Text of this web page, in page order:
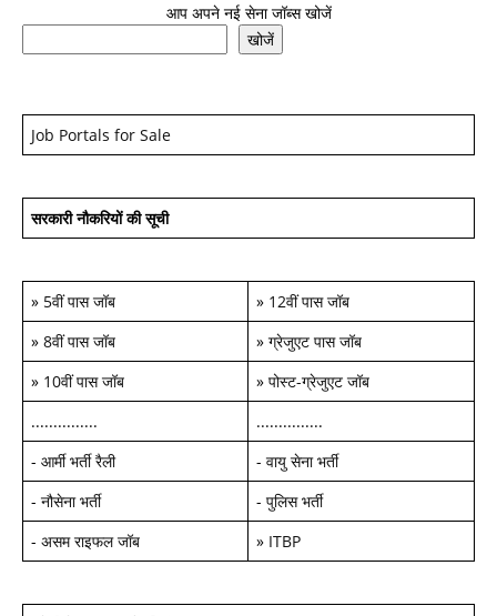
आप अपने नई सेना जॉब्स खोजें
खोजें
Job Portals for Sale
सरकारी नौकरियों की सूची
» 5वीं पास जॉब » 12वीं पास जॉब
» 8वीं पास जॉब » ग्रेजुएट पास जॉब
» 10वीं पास जॉब » पोस्ट-ग्रेजुएट जॉब
...............
...............
- आर्मी भर्ती रैली - वायु सेना भर्ती
- नौसेना भर्ती - पुलिस भर्ती
- असम राइफल जॉब » ITBP